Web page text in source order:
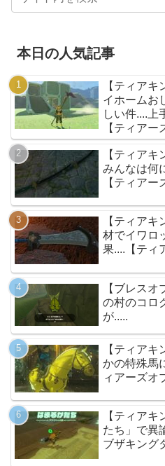
本日の人気記事
【ティア
イホームお
しい件....上
【ティアー
【ティア
みんなは何
【ティアー
【ティア
材でイワロ
果....【ティ
【ブレス
の村のコロ
が.....
【ティア
かの特殊馬
ィアーズオ
【ティア
たち」で異
ブザキング